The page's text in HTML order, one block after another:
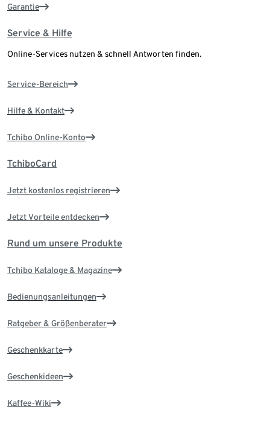
Garantie
Service & Hilfe
Online-Services nutzen & schnell Antworten finden.
Service-Bereich
Hilfe & Kontakt
Tchibo Online-Konto
TchiboCard
Jetzt kostenlos registrieren
Jetzt Vorteile entdecken
Rund um unsere Produkte
Tchibo Kataloge & Magazine
Bedienungsanleitungen
Ratgeber & Größenberater
Geschenkkarte
Geschenkideen
Kaffee-Wiki